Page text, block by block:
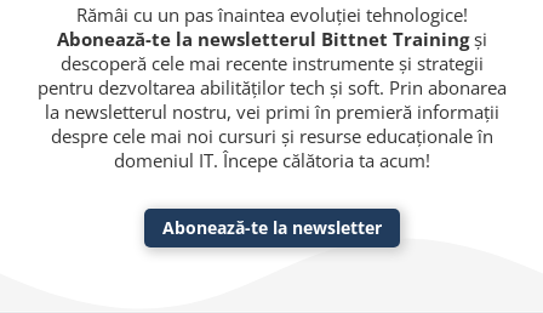
Rămâi cu un pas înaintea evoluției tehnologice!
Abonează-te la newsletterul Bittnet Trainingși
descoperă cele mai recente instrumente și strategii
pentru dezvoltarea abilităților tech și soft. Prin abonarea
la newsletterul nostru, vei primi în premieră informații
despre cele mai noi cursuri și resurse educaționale în
domeniul IT. Începe călătoria ta acum!
Abonează-te la newsletter